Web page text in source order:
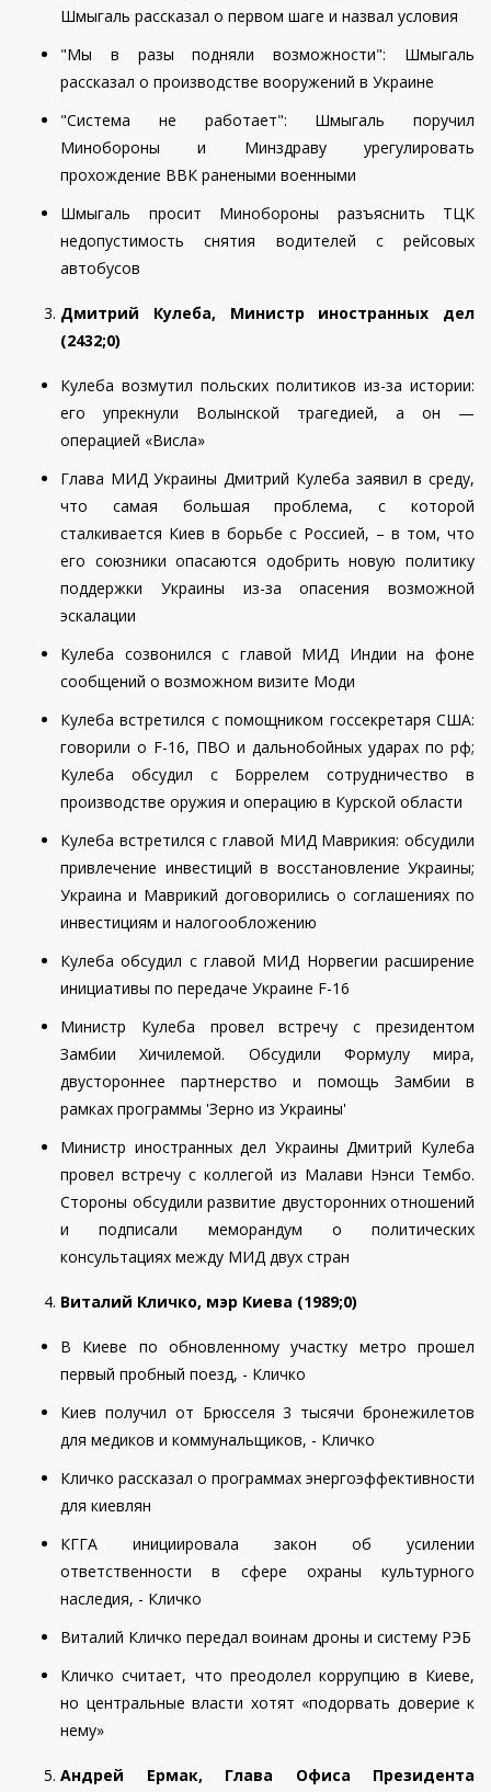
Шмыгаль рассказал о первом шаге и назвал условия
"Мы в разы подняли возможности": Шмыгаль
рассказал о производстве вооружений в Украине
"Система не работает": Шмыгаль поручил
Минобороны и Минздраву урегулировать
прохождение ВВК ранеными военными
Шмыгаль просит Минобороны разъяснить ТЦК
недопустимость снятия водителей с рейсовых
автобусов
Дмитрий Кулеба, Министр иностранных дел
(2432;0)
Кулеба возмутил польских политиков из-за истории:
его упрекнули Волынской трагедией, а он —
операцией «Висла»
Глава МИД Украины Дмитрий Кулеба заявил в среду,
что самая большая проблема, с которой
сталкивается Киев в борьбе с Россией, – в том, что
его союзники опасаются одобрить новую политику
поддержки Украины из-за опасения возможной
эскалации
Кулеба созвонился с главой МИД Индии на фоне
сообщений о возможном визите Моди
Кулеба встретился с помощником госсекретаря США:
говорили о F-16, ПВО и дальнобойных ударах по рф;
Кулеба обсудил с Боррелем сотрудничество в
производстве оружия и операцию в Курской области
Кулеба встретился с главой МИД Маврикия: обсудили
привлечение инвестиций в восстановление Украины;
Украина и Маврикий договорились о соглашениях по
инвестициям и налогообложению
Кулеба обсудил с главой МИД Норвегии расширение
инициативы по передаче Украине F-16
Министр Кулеба провел встречу с президентом
Замбии Хичилемой. Обсудили Формулу мира,
двустороннее партнерство и помощь Замбии в
рамках программы 'Зерно из Украины'
Министр иностранных дел Украины Дмитрий Кулеба
провел встречу с коллегой из Малави Нэнси Тембо.
Стороны обсудили развитие двусторонних отношений
и подписали меморандум о политических
консультациях между МИД двух стран
Виталий Кличко, мэр Киева (1989;0)
В Киеве по обновленному участку метро прошел
первый пробный поезд, - Кличко
Киев получил от Брюсселя 3 тысячи бронежилетов
для медиков и коммунальщиков, - Кличко
Кличко рассказал о программах энергоэффективности
для киевлян
КГГА инициировала закон об усилении
ответственности в сфере охраны культурного
наследия, - Кличко
Виталий Кличко передал воинам дроны и систему РЭБ
Кличко считает, что преодолел коррупцию в Киеве,
но центральные власти хотят «подорвать доверие к
нему»
Андрей Ермак, Глава Офиса Президента